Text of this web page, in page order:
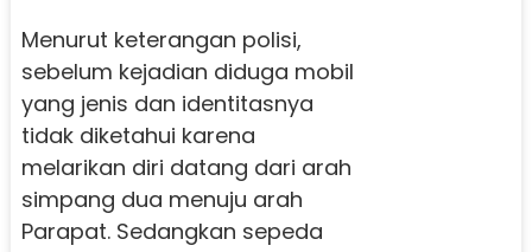
Menurut keterangan polisi,
sebelum kejadian diduga mobil
yang jenis dan identitasnya
tidak diketahui karena
melarikan diri datang dari arah
simpang dua menuju arah
Parapat. Sedangkan sepeda